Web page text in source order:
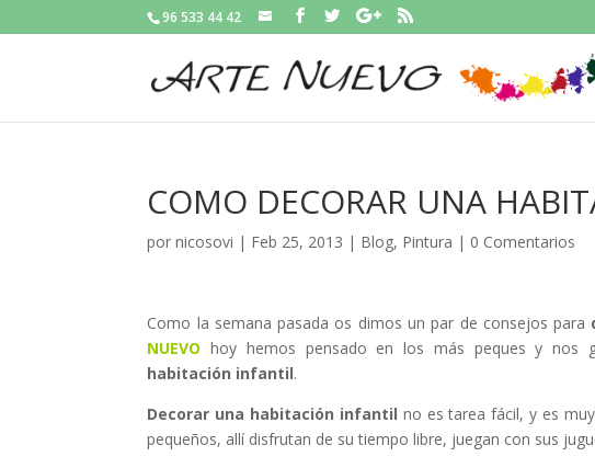
96 533 44 42
COMO DECORAR UNA
pornicosovi | Feb 25, 2013 | Blog, Pintura | 0 Comentarios
Como la semana pasada os dimos un par de consejos para
NUEVO hoy hemos pensado en los más peques y nos
habitación infantil.
Decorar una habitación infantil no es tarea fácil, y es
pequeños, allí disfrutan de su tiempo libre, juegan con sus